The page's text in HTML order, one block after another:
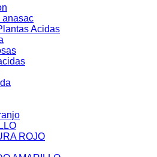
anasac
Acidas
ROJO